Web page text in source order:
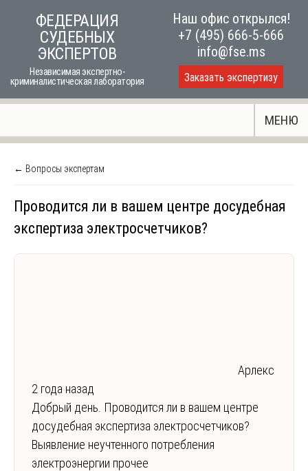
ФЕДЕРАЦИЯ
СУДЕБНЫХ
ЭКСПЕРТОВ
Независимая экспертно-
криминалистическая лаборатория
Наш офис открылся!
+7 (495) 666-5-666
info@fse.ms
Заказать экспертизу
МЕНЮ
← Вопросы экспертам
Проводится ли в вашем центре досудебная
экспертиза электросчетчиков?
Арлекс
2 года назад
Добрый день. Проводится ли в вашем центре
досудебная экспертиза электросчетчиков?
Выявление неучтенного потребления
электроэнергии прочее